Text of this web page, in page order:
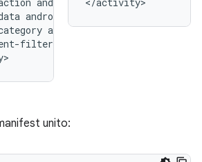
android:type="image/*"
filter>
unito: